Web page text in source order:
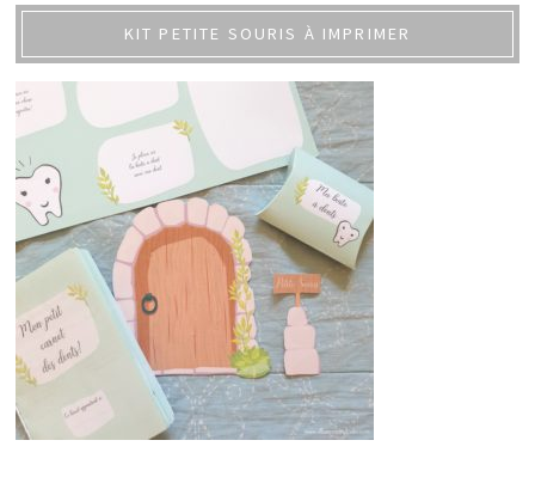
KIT PETITE SOURIS À IMPRIMER